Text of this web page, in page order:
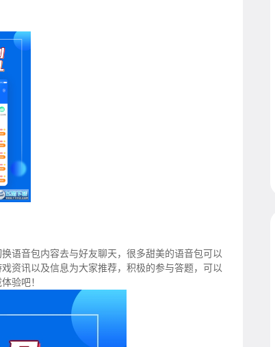
语音包内容去与好友聊天，很多甜美的语音包可以
资讯以及信息为大家推荐，积极的参与答题，可以
验吧！